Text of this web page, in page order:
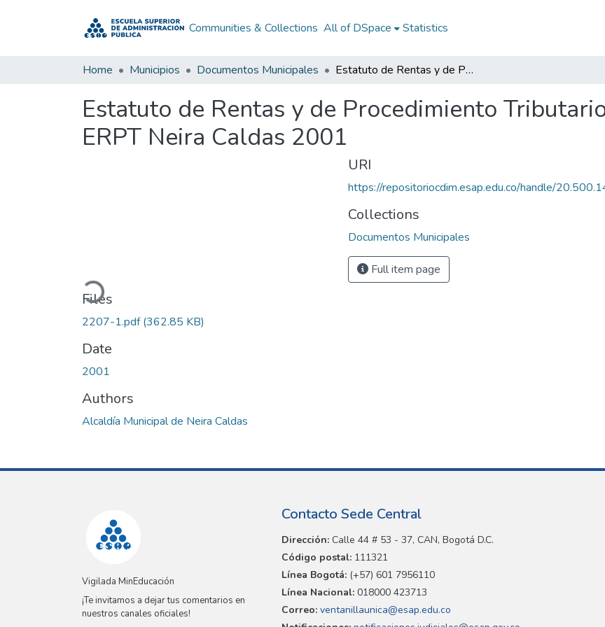
Communities & Collections All of DSpace Statistics
Home Municipios Documentos Municipales Estatuto de Rentas y de Procedimiento Tributario Neira Caldas 2001: ERPT Neira Caldas 2001
Estatuto de Rentas y de Procedimiento
ERPT Neira Caldas 2001
Loading...
Files
2207-1.pdf(362.85 KB)
Date
2001
Authors
Alcaldía Municipal de Neira Caldas
URI
https://repositoriocdim.esap.edu.co/handle/
Collections
Documentos Municipales
Full item page
Vigilada MinEducación
¡Te invitamos a dejar tus comentarios en
nuestros canales oficiales!
Contacto Sede Central
Dirección: Calle 44 # 53 - 37, CAN, Bogotá D.C.
Código postal: 111321
Línea Bogotá: (+57) 601 7956110
Línea Nacional: 018000 423713
Correo: ventanillaunica@esap.edu.co